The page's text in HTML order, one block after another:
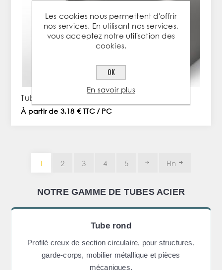
Tube carré 25x25x2mm en acier
À partir de 3,18 € TTC / PC
1 2 3 4 5 Fin
NOTRE GAMME DE TUBES ACIER
Tube rond
Profilé creux de section circulaire, pour structures,
garde-corps, mobilier métallique et pièces
mécaniques.
Les cookies nous permettent d'offrir
nos services. En utilisant nos services,
vous acceptez notre utilisation des
cookies.
OK
En savoir plus